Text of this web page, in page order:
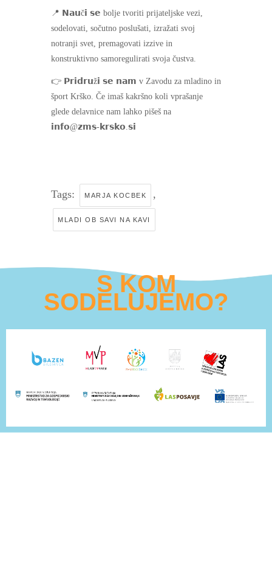
📍 𝗡𝗮𝘂č𝗶 𝘀𝗲 bolje tvoriti prijateljske vezi,
sodelovati, sočutno poslušati, izražati svoj
notranji svet, premagovati izzive in
konstruktivno samoregulirati svoja čustva.
👉 𝗣𝗿𝗶𝗱𝗿𝘂ž𝗶 𝘀𝗲 𝗻𝗮𝗺 v Zavodu za mladino in
šport Krško. Če imaš kakršno koli vprašanje
glede delavnice nam lahko pišeš na
𝗶𝗻𝗳𝗼@𝘇𝗺𝘀-𝗸𝗿𝘀𝗸𝗼.𝘀𝗶
Tags: MARJA KOCBEK ,
MLADI OB SAVI NA KAVI
S KOM
SODELUJEMO?